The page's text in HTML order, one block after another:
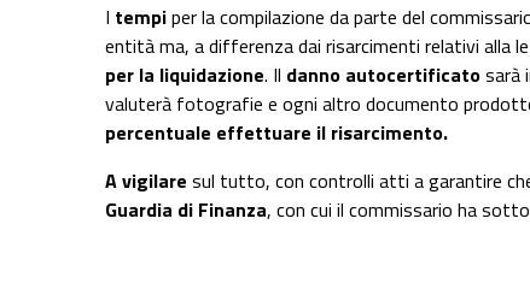
I tempiper la compilazione da parte del
entità ma, a differenza dai risarcimenti relativi alla
per la liquidazione. Il danno autocertificatosarà
valuterà fotografie e ogni altro documento
percentuale effettuare il risarcimento.
A vigilare sul tutto, con controlli atti a garantire
Guardia di Finanza, con cui il commissario ha